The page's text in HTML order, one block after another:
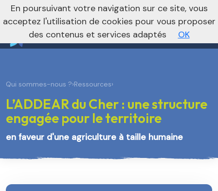
Vers le site régional Vers le site national
nivo_2026: 1
Qui sommes-nous ?›Ressources›
L’ADDEAR du Cher : une structure
engagée pour le territoire
en faveur d'une agriculture à taille humaine
En poursuivant votre navigation sur ce site, vous
acceptez l'utilisation de cookies pour vous proposer
des contenus et services adaptés
OK